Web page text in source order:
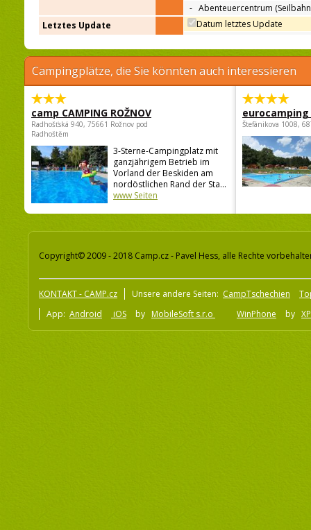
- Abenteuercentrum
Letztes Update
Datum letztes Update
Campingplätze, die Sie könnten auch interessieren
camp CAMPING ROŽNOV
Radhošťská 940, 75661 Rožnov pod
Radhoštěm
3-Sterne-Campingplatz mit
ganzjährigem Betrieb im
Vorland der Beskiden am
nordöstlichen Rand der Sta...
www Seiten
Štefánikova 1008,
Copyright© 2009 - 2018 Camp.cz - Pavel Hess, alle Rechte
KONTAKT - CAMP.cz Unsere andere Seiten: CampTschechien
App: Android iOS by MobileSoft s.r.o WinPhone by